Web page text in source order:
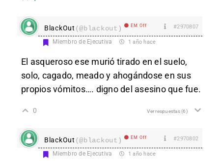
BlackOut (@blackout) EM Off #2970807
Miembro de Ejecutiva 1 año hace
El asqueroso ese murió tirado en el suelo,
solo, cagado, meado y ahogándose en sus
propios vómitos…. digno del asesino que fue.
0 Ver respuestas(6)
BlackOut (@blackout) EM Off #2970802
Miembro de Ejecutiva 1 año hace